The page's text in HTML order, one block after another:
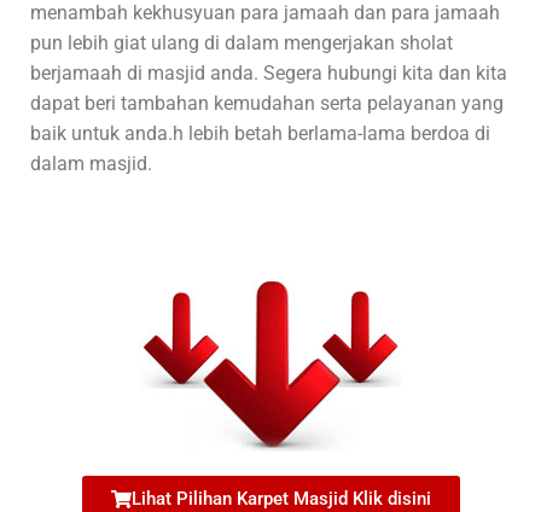
menambah kekhusyuan para jamaah dan para jamaah
pun lebih giat ulang di dalam mengerjakan sholat
berjamaah di masjid anda. Segera hubungi kita dan kita
dapat beri tambahan kemudahan serta pelayanan yang
baik untuk anda.h lebih betah berlama-lama berdoa di
dalam masjid.
Lihat Pilihan Karpet Masjid Klik disini